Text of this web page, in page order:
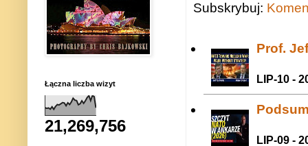
Subskrybuj:
Prof.
LIP-10 -
LIP-09 -
Łączna liczba wizyt
21,269,756